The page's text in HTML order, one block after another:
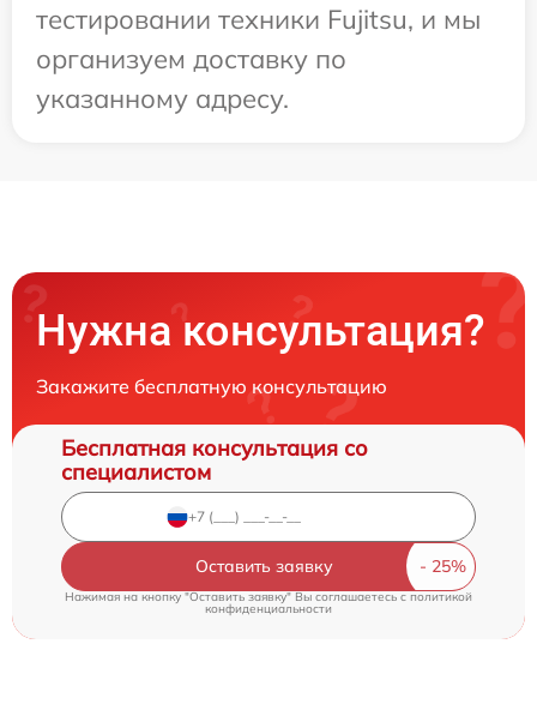
тестировании техники Fujitsu, и мы
организуем доставку по
указанному адресу.
Нужна консультация?
Закажите бесплатную консультацию
Бесплатная консультация со
специалистом
Оставить заявку
Нажимая на кнопку "Оставить заявку" Вы соглашаетесь cполитикой
конфиденциальности